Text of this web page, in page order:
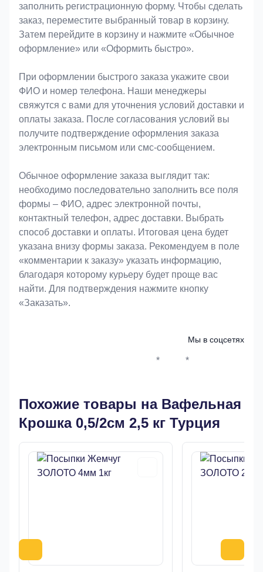
заполнить регистрационную форму. Чтобы сделать
заказ, переместите выбранный товар в корзину.
Затем перейдите в корзину и нажмите «Обычное
оформление» или «Оформить быстро».
При оформлении быстрого заказа укажите свои
ФИО и номер телефона. Наши менеджеры
свяжутся с вами для уточнения условий доставки и
оплаты заказа. После согласования условий вы
получите подтверждение оформления заказа
электронным письмом или смс-сообщением.
Обычное оформление заказа выглядит так:
необходимо последовательно заполнить все поля
формы – ФИО, адрес электронной почты,
контактный телефон, адрес доставки. Выбрать
способ доставки и оплаты. Итоговая цена будет
указана внизу формы заказа. Рекомендуем в поле
«комментарии к заказу» указать информацию,
благодаря которому курьеру будет проще вас
найти. Для подтверждения нажмите кнопку
«Заказать».
Мы в соцсетях
* *
Похожие товары на Вафельная
Крошка 0,5/2см 2,5 кг Турция